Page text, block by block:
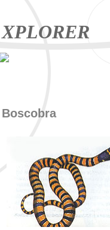
XPLORER
Boscobra